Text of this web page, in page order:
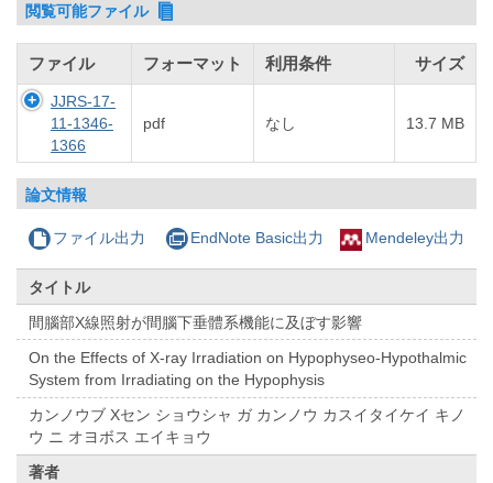
閲覧可能ファイル
ファイル フォーマット 利用条件 サイズ
JJRS-17-
11-1346-
1366
pdf なし 13.7 MB
論文情報
ファイル出力 EndNote Basic出力 Mendeley出力
タイトル
間腦部X線照射が間腦下垂體系機能に及ぼす影響
On the Effects of X-ray Irradiation on Hypophyseo-Hypothalmic
System from Irradiating on the Hypophysis
カンノウブ Xセン ショウシャ ガ カンノウ カスイタイケイ キノ
ウ ニ オヨボス エイキョウ
著者